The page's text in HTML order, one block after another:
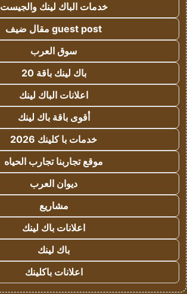
خدمات الباك لينك والجيست
guest post مقال ضيف
سوق العرب
باك لينك باقة 20
اعلانات الباك لينك
أقوى باقة باك لينك
خدمات با كلينك 2026
موقع تجاربنا تجارب الحياه
ديوان العرب
مشاريع
اعلانات باك لينك
باك لينك
اعلانات باكلينك